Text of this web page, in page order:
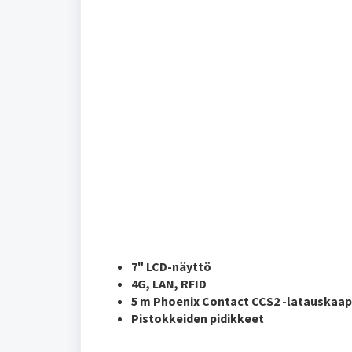
7" LCD-näyttö
4G, LAN, RFID
5 m Phoenix Contact CCS2 -
Pistokkeiden pidikkeet